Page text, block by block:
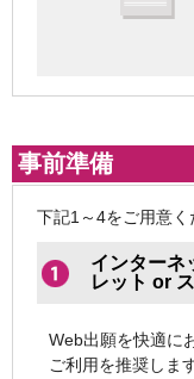
事前準備
下記1～4をご用意く
インターネ
レット or
Web出願を快適に
ご利用を推奨します